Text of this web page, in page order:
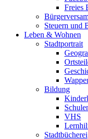
Freies
Steuern und
Leben & Wohnen
Stadtportrait
Bildung
VHS
Stadtbücherei